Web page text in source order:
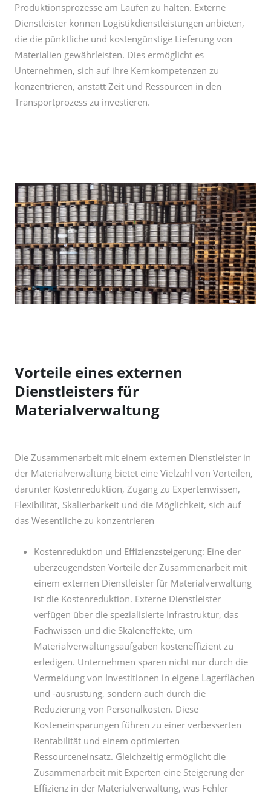
Produktionsprozesse am Laufen zu halten. Externe
Dienstleister können Logistikdienstleistungen anbieten,
die die pünktliche und kostengünstige Lieferung von
Materialien gewährleisten. Dies ermöglicht es
Unternehmen, sich auf ihre Kernkompetenzen zu
konzentrieren, anstatt Zeit und Ressourcen in den
Transportprozess zu investieren.
Vorteile eines externen
Dienstleisters für
Materialverwaltung
Die Zusammenarbeit mit einem externen Dienstleister in
der Materialverwaltung bietet eine Vielzahl von Vorteilen,
darunter Kostenreduktion, Zugang zu Expertenwissen,
Flexibilität, Skalierbarkeit und die Möglichkeit, sich auf
das Wesentliche zu konzentrieren
Kostenreduktion und Effizienzsteigerung: Eine der
überzeugendsten Vorteile der Zusammenarbeit mit
einem externen Dienstleister für Materialverwaltung
ist die Kostenreduktion. Externe Dienstleister
verfügen über die spezialisierte Infrastruktur, das
Fachwissen und die Skaleneffekte, um
Materialverwaltungsaufgaben kosteneffizient zu
erledigen. Unternehmen sparen nicht nur durch die
Vermeidung von Investitionen in eigene Lagerflächen
und -ausrüstung, sondern auch durch die
Reduzierung von Personalkosten. Diese
Kosteneinsparungen führen zu einer verbesserten
Rentabilität und einem optimierten
Ressourceneinsatz. Gleichzeitig ermöglicht die
Zusammenarbeit mit Experten eine Steigerung der
Effizienz in der Materialverwaltung, was Fehler